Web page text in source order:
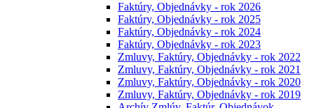
Faktúry, Objednávky - rok 2026
Faktúry, Objednávky - rok 2025
Faktúry, Objednávky - rok 2024
Faktúry, Objednávky - rok 2023
Zmluvy, Faktúry, Objednávky - rok 2022
Zmluvy, Faktúry, Objednávky - rok 2021
Zmluvy, Faktúry, Objednávky - rok 2020
Zmluvy, Faktúry, Objednávky - rok 2019